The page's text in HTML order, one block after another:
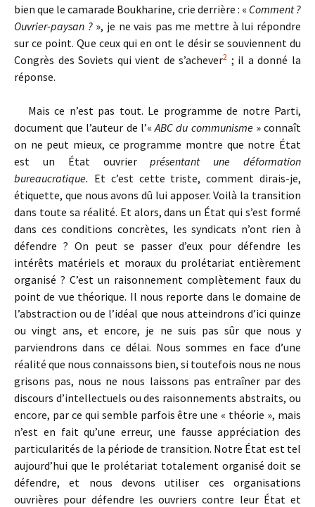
bien que le camarade Boukharine, crie derrière : « Comment ?
Ouvrier-paysan ?», je ne vais pas me mettre à lui répondre
sur ce point. Que ceux qui en ont le désir se souviennent du
Congrès des Soviets qui vient de s’achever2 ; il a donné la
réponse.
Mais ce n’est pas tout. Le programme de notre Parti,
document que l’auteur de l’«ABC du communisme» connaît
on ne peut mieux, ce programme montre que notre État
est un État ouvrierprésentant une déformation
bureaucratique. Et c’est cette triste, comment dirais-je,
étiquette, que nous avons dû lui apposer. Voilà la transition
dans toute sa réalité. Et alors, dans un État qui s’est formé
dans ces conditions concrètes, les syndicats n’ont rien à
défendre ? On peut se passer d’eux pour défendre les
intérêts matériels et moraux du prolétariat entièrement
organisé ? C’est un raisonnement complètement faux du
point de vue théori­que. Il nous reporte dans le domaine de
l’abstraction ou de l’idéal que nous atteindrons d’ici quinze
ou vingt ans, et encore, je ne suis pas sûr que nous y
parviendrons dans ce délai. Nous sommes en face d’une
réalité que nous con­naissons bien, si toutefois nous ne nous
grisons pas, nous ne nous laissons pas entraîner par des
discours d’intellec­tuels ou des raisonnements abstraits, ou
encore, par ce qui semble parfois être une « théorie », mais
n’est en fait qu’une erreur, une fausse appréciation des
particularités de la période de transition. Notre État est tel
aujourd’hui que le prolétariat totalement organisé doit se
défendre, et nous devons utiliser ces organisations
ouvrières pour défen­dre les ouvriers contre leur État et